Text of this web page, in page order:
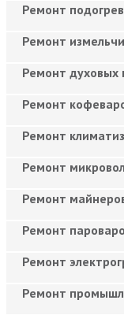
Ремонт
Ремонт
Ремонт духовых
Ремонт
Ремонт
Ремонт
Ремонт
Ремонт
Ремонт
Ремонт